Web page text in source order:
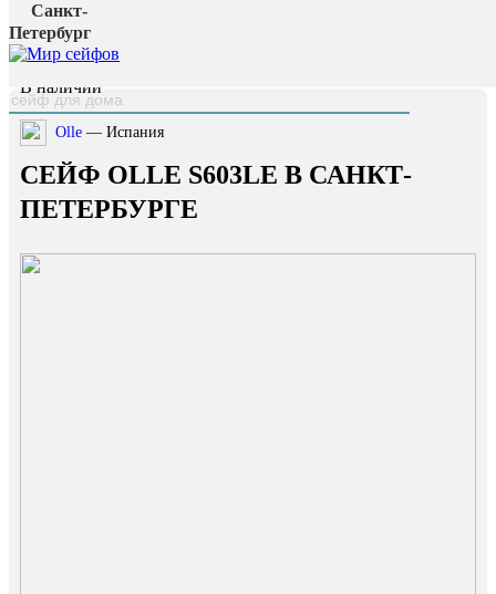
Санкт-
Петербург
Главная страница
Каталог /
Сейф OLLE S603LE
В наличии
Olle — Испания
СЕЙФ OLLE S603LE В САНКТ-
ПЕТЕРБУРГЕ